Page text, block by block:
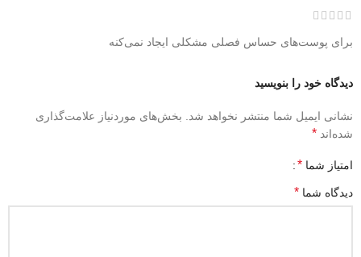
برای پوست‌های حساس فصلی مشکلی ایجاد نمی‌کنه
دیدگاه خود را بنویسید
نشانی ایمیل شما منتشر نخواهد شد. بخش‌های موردنیاز علامت‌گذاری
شده‌اند *
امتیاز شما *
دیدگاه شما *